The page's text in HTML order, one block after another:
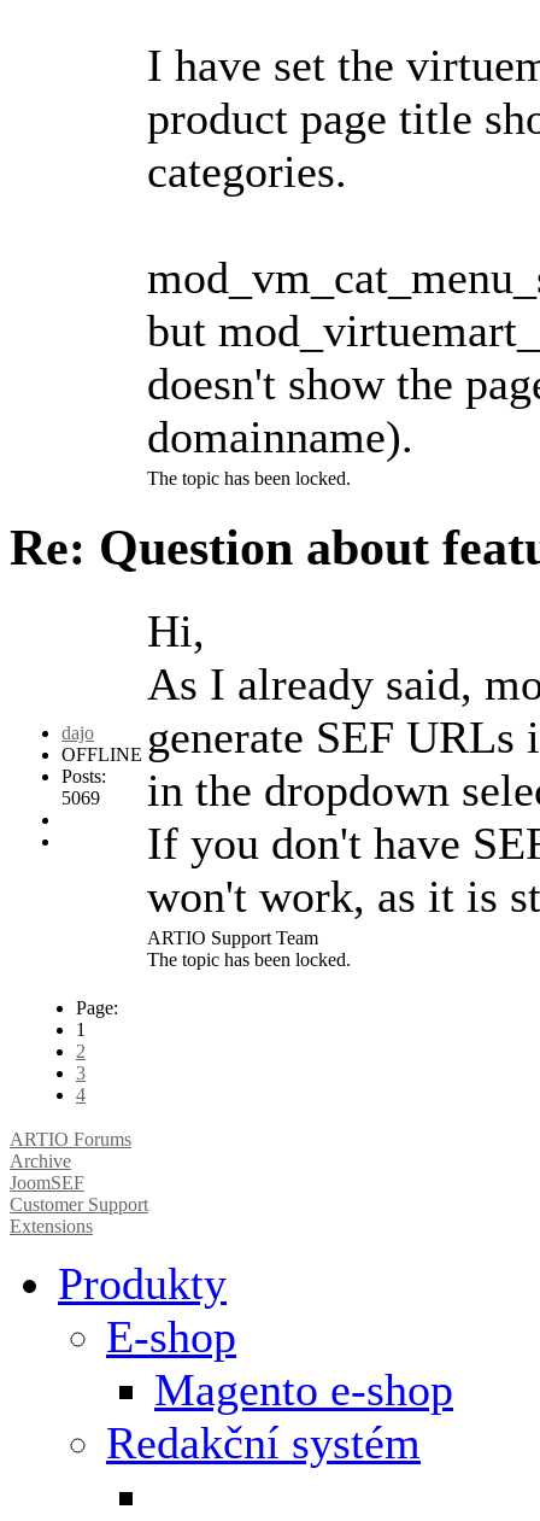
I have set the
product page title
categories.
but
doesn't show the
domainname).
The topic has been locked.
Re: Question about
dajo
OFFLINE
Posts:
5069
Hi,
As I already said,
generate SEF
in the dropdown
If you don't have
won't work, as it is
ARTIO Support Team
The topic has been locked.
Page:
1
2
3
4
ARTIO Forums
Archive
JoomSEF
Customer Support
Extensions
Produkty
E-shop
Magento e-shop
Redakční systém